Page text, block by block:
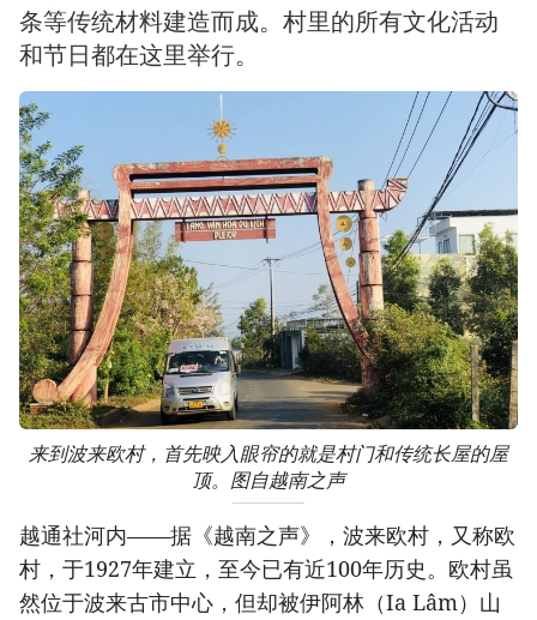
条等传统材料建造而成。村里的所有文化活动
和节日都在这里举行。
来到波来欧村，首先映入眼帘的就是村门和传统长屋的屋
顶。图自越南之声
越通社河内——据《越南之声》，波来欧村，又称欧
村，于1927年建立，至今已有近100年历史。欧村虽
然位于波来古市中心，但却被伊阿林（Ia Lâm）山